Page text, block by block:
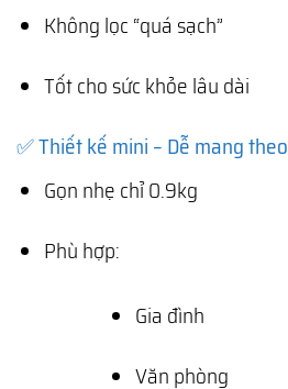
Không lọc “quá sạch”
Tốt cho sức khỏe lâu dài
✅ Thiết kế mini – Dễ mang theo
Gọn nhẹ chỉ 0.9kg
Phù hợp:
Gia đình
Văn phòng